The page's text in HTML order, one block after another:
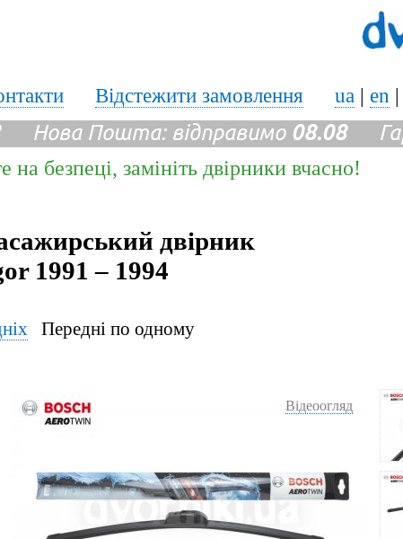
Відстежити замовлення ua | en |
Нова Пошта: відправимо 08.08
безпеці, замініть двірники вчасно!
двірник
1991 – 1994
Передні по одному
Відеоогляд